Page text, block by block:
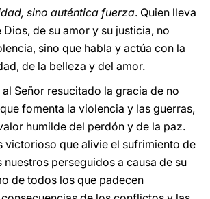
sino auténtica fuerza. Quien lleva
de su amor y su justicia, no
sino que habla y actúa con la
de la belleza y del amor.
Señor resucitado la gracia de no
fomenta la violencia y las guerras,
humilde del perdón y de la paz.
victorioso que alivie el sufrimiento de
nuestros perseguidos a causa de su
de todos los que padecen